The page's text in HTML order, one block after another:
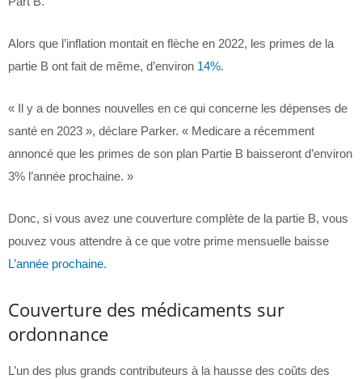
Alors que l’inflation montait en flèche en 2022, les primes de la
partie B ont fait de même, d’environ 14%.
« Il y a de bonnes nouvelles en ce qui concerne les dépenses de
santé en 2023 », déclare Parker. « Medicare a récemment
annoncé que les primes de son plan Partie B baisseront d’environ
3% l’année prochaine. »
Donc, si vous avez une couverture complète de la partie B, vous
pouvez vous attendre à ce que votre prime mensuelle baisse
L’année prochaine.
Couverture des médicaments sur
ordonnance
L’un des plus grands contributeurs à la hausse des coûts des